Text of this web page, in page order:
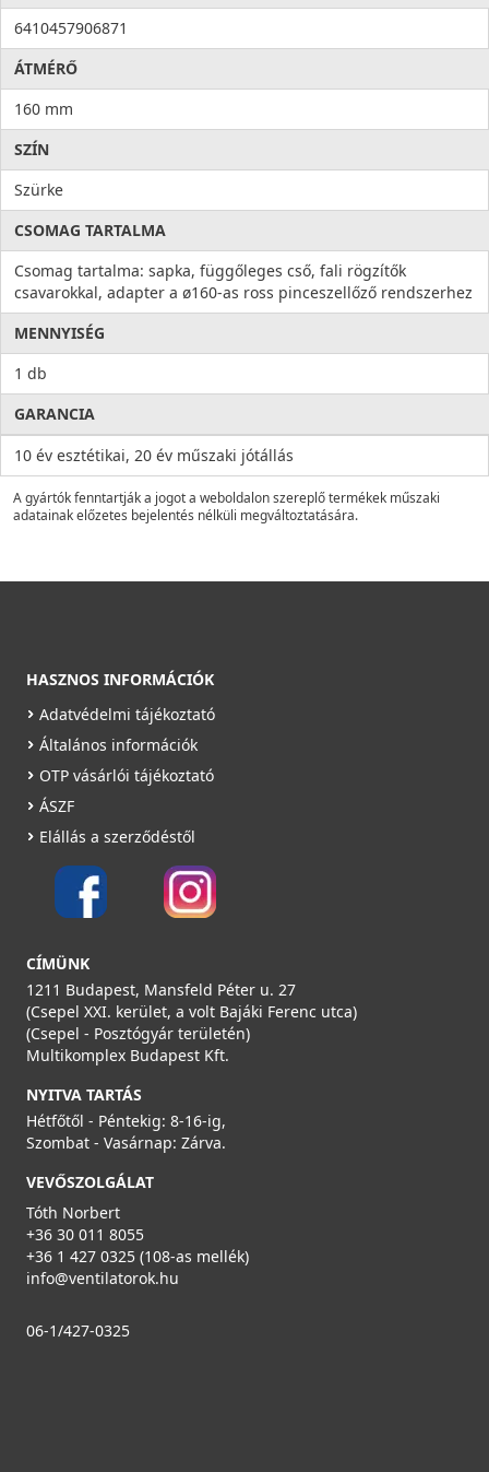
6410457906871
ÁTMÉRŐ
160 mm
SZÍN
Szürke
CSOMAG TARTALMA
Csomag tartalma: sapka, függőleges cső, fali rögzítők
csavarokkal, adapter a ø160-as ross pinceszellőző rendszerhez
MENNYISÉG
1 db
GARANCIA
10 év esztétikai, 20 év műszaki jótállás
A gyártók fenntartják a jogot a weboldalon szereplő termékek műszaki
adatainak előzetes bejelentés nélküli megváltoztatására.
HASZNOS INFORMÁCIÓK
Adatvédelmi tájékoztató
Általános információk
OTP vásárlói tájékoztató
ÁSZF
Elállás a szerződéstől
CÍMÜNK
1211 Budapest, Mansfeld Péter u. 27
(Csepel XXI. kerület, a volt Bajáki Ferenc utca)
(Csepel - Posztógyár területén)
Multikomplex Budapest Kft.
NYITVA TARTÁS
Hétfőtől - Péntekig: 8-16-ig,
Szombat - Vasárnap: Zárva.
VEVŐSZOLGÁLAT
Tóth Norbert
+36 30 011 8055
+36 1 427 0325 (108-as mellék)
info@ventilatorok.hu
06-1/427-0325